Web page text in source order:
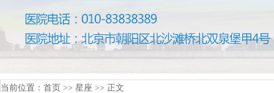
当前位置： 首页 >> 星座 >> 正文